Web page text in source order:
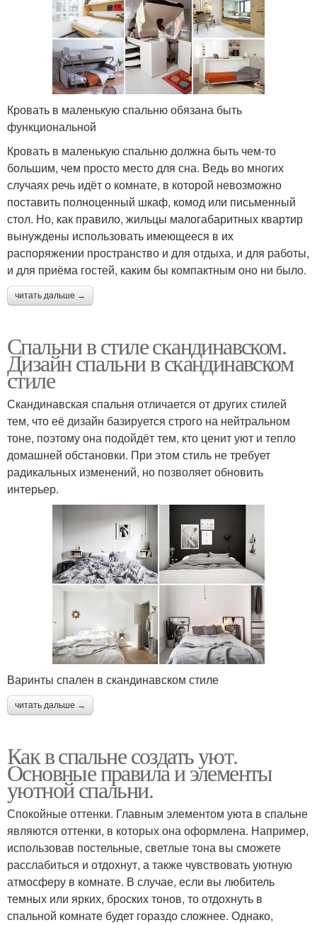
Кровать в маленькую спальню обязана быть
функциональной
Кровать в маленькую спальню должна быть чем-то
большим, чем просто место для сна. Ведь во многих
случаях речь идёт о комнате, в которой невозможно
поставить полноценный шкаф, комод или письменный
стол. Но, как правило, жильцы малогабаритных квартир
вынуждены использовать имеющееся в их
распоряжении пространство и для отдыха, и для работы,
и для приёма гостей, каким бы компактным оно ни было.
читать дальше →
Спальни в стиле скандинавском.
Дизайн спальни в скандинавском
стиле
Скандинавская спальня отличается от других стилей
тем, что её дизайн базируется строго на нейтральном
тоне, поэтому она подойдёт тем, кто ценит уют и тепло
домашней обстановки. При этом стиль не требует
радикальных изменений, но позволяет обновить
интерьер.
Варинты спален в скандинавском стиле
читать дальше →
Как в спальне создать уют.
Основные правила и элементы
уютной спальни.
Спокойные оттенки. Главным элементом уюта в спальне
являются оттенки, в которых она оформлена. Например,
использовав постельные, светлые тона вы сможете
расслабиться и отдохнут, а также чувствовать уютную
атмосферу в комнате. В случае, если вы любитель
темных или ярких, броских тонов, то отдохнуть в
спальной комнате будет гораздо сложнее. Однако,